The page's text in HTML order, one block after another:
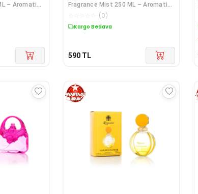
– Aromatik
Fragrance Mist 250 ML – Aromatik
Parfüm Koku
(0)
Kargo Bedava
590 TL